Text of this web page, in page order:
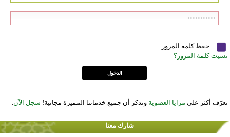
حفظ كلمة المرور
نسيت كلمة المرور؟
تعرّف أكثر على مزايا العضوية وتذكر أن جميع خدماتنا المميزة مجانية! سجل الآن.
شارك معنا